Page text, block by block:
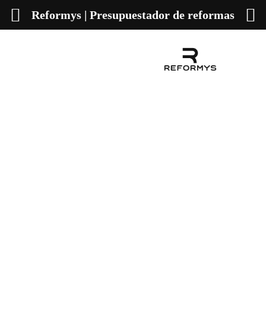
Reformys | Presupuestador de reformas